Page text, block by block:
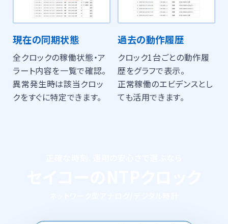
現在の同期状態
全クロックの稼働状態・ア
ラート内容を一覧で確認。
異常発生時は該当クロッ
クをすぐに特定できます。
過去の動作履歴
クロック1台ごとの動作履
歴をグラフで表示。
正常稼働のエビデンスとし
ても活用できます。